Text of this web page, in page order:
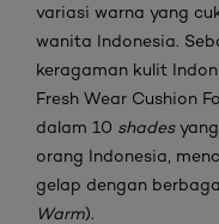
variasi warna yang
wanita Indonesia.
keragaman kulit
Fresh Wear Cushion
dalam 10 shadesyang
orang Indonesia,
gelap dengan
Warm).